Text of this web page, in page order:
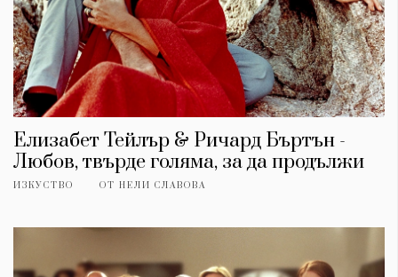
Елизабет Тейлър & Ричард Бъртън -
Любов, твърде голяма, за да продължи
ИЗКУСТВО ОТ НЕЛИ СЛАВОВА